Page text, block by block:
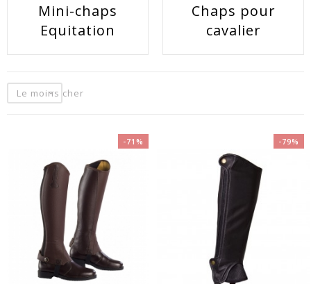
Mini-chaps
Equitation
Chaps pour
cavalier
Le moins cher
-71% -79%